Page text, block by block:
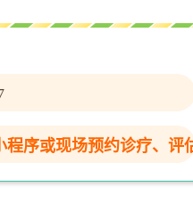
程序或现场预约诊疗、评